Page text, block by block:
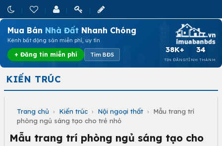
Mua Bán Nhà Đất Nhanh Chóng
Kênh bất động sản miễn phí, uy tín
+ Đăng tin miễn phí Tìm BĐS
38K+
TIN ĐĂNG
34
TỈNH THÀNH
KIẾN TRÚC
Trang chủ › Kiến trúc › Nội ngoại thất ›
Mẫu trang trí
phòng ngủ sáng tạo cho trẻ nhỏ
Mẫu trang trí phòng ngủ sáng tạo cho